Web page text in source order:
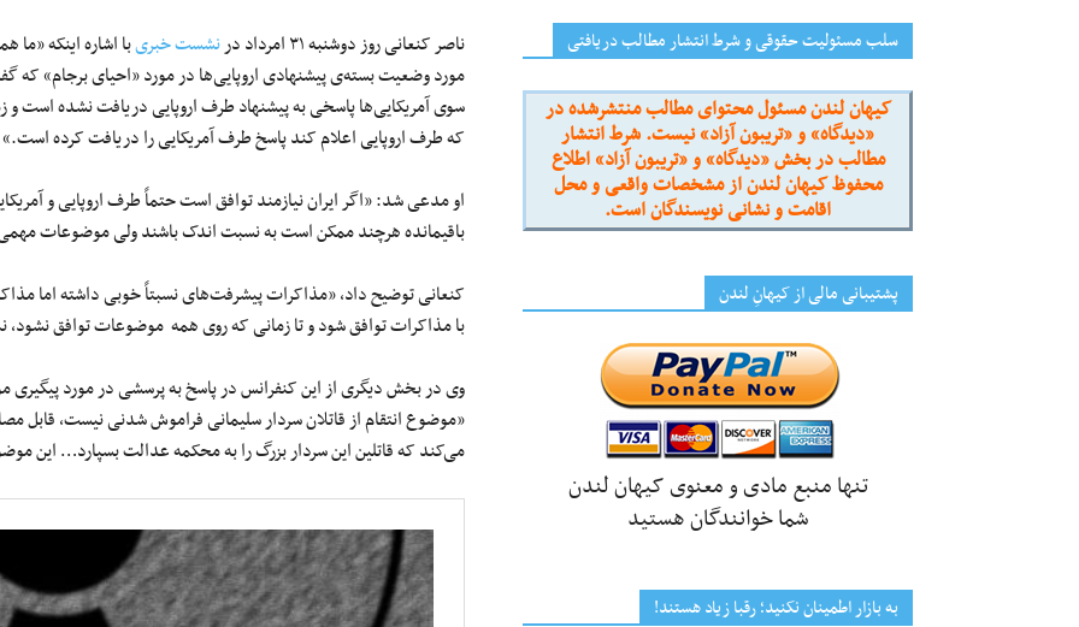
ناصر کنعانی روز دوشنبه ۳۱ امرداد در نشست خبریبا اشاره اینکه
مورد وضعیت بسته‌ی پیشنهادی اروپایی‌ها در مورد «احیای برجام» که
سوی آمریکایی‌ها پاسخی به پیشنهاد طرف اروپایی دریافت نشده است
که طرف اروپایی اعلام کند پاسخ طرف آمریکایی را دریافت کرده است.»
او مدعی شد: «اگر ایران نیازمند توافق است حتماً طرف اروپایی و
باقیمانده هرچند ممکن است به نسبت اندک باشند ولی موضوعات
کنعانی توضیح داد، «مذاکرات پیشرفت‌های نسبتاً خوبی داشته اما
با مذاکرات توافق شود و تا زمانی که روی همه موضوعات توافق نشود،
وی در بخش دیگری از این کنفرانس در پاسخ به پرسشی در مورد پیگیری
«موضوع انتقام از قاتلان سردار سلیمانی فراموش‌ شدنی نیست، قابل
می‌کند که قاتلین این سردار بزرگ را به محکمه عدالت بسپارد… این
سلب مسئولیت حقوقی و شرط انتشار مطالب دریافتی
کیهان لندن مسئول محتوای مطالب منتشرشده در
«دیدگاه» و «تریبون آزاد» نیست. شرط انتشار
مطالب در بخش «دیدگاه» و «تریبون آزاد» اطلاع
محفوظ کیهان لندن از مشخصات واقعی و محل
اقامت و نشانی نویسندگان است.
پشتیبانی مالی از کیهانِ لندن
تنها منبع مادی و معنوی کیهان لندن
شما خوانندگان هستید
به بازار اطمینان نکنید؛ رقبا زیاد هستند!